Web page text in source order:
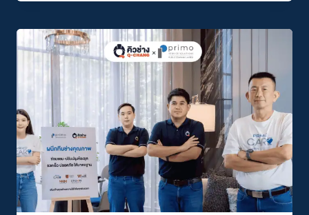
เปิด
ประสบการณ์
“ONE
STOP
SHOPPING”
ฟีเจอร์
ใหม่!
ช้อป
เครื่อง
ใช้
ไฟฟ้า
พร้อม
บริการ
ช่าง